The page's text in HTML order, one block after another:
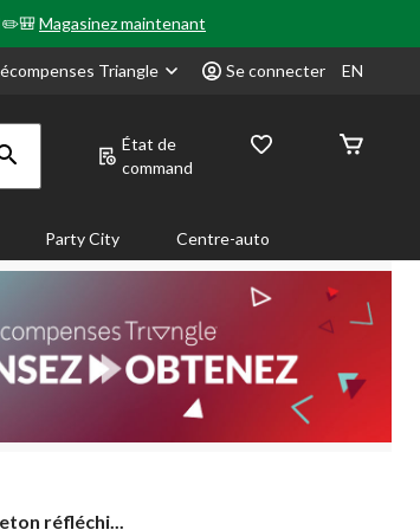
Magasinez maintenant
Triangle Se connecter EN
État de
command
Party City Centre-auto
réfléchi...